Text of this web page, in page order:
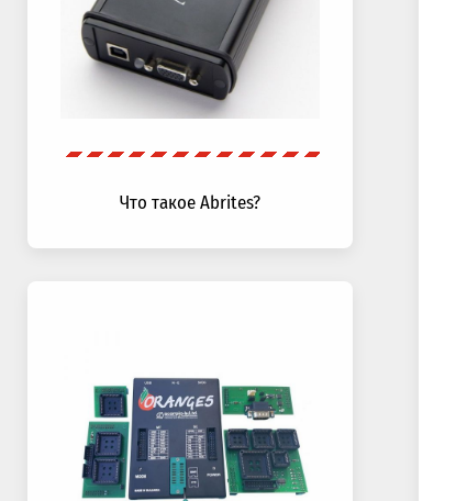
Что такое Abrites?